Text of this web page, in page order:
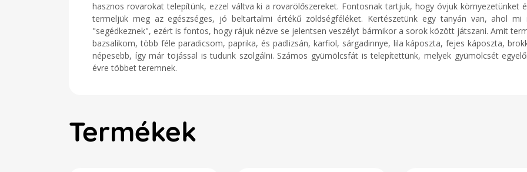
hasznos rovarokat telepítünk, ezzel váltva ki a rovarölőszereket. Fontosnak tartjuk, hogy óvjuk környezetünket
termeljük meg az egészséges, jó beltartalmi értékű zöldségféléket. Kertészetünk egy tanyán van, ahol mi
"segédkeznek", ezért is fontos, hogy rájuk nézve se jelentsen veszélyt bármikor a sorok között játszani. Amit
bazsalikom, több féle paradicsom, paprika, és padlizsán, karfiol, sárgadinnye, lila káposzta, fejes káposzta,
népesebb, így már tojással is tudunk szolgálni. Számos gyümölcsfát is telepítettünk, melyek gyümölcsét
évre többet teremnek.
Termékek